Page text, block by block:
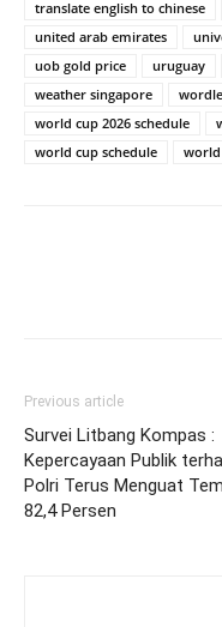
translate english to chinese
united arab emirates
uob gold price
uruguay
weather singapore
wordle
world cup 2026 schedule
world cup schedule
world
Previous article
Survei Litbang Kompas :
Kepercayaan Publik
Polri Terus Menguat
82,4 Persen